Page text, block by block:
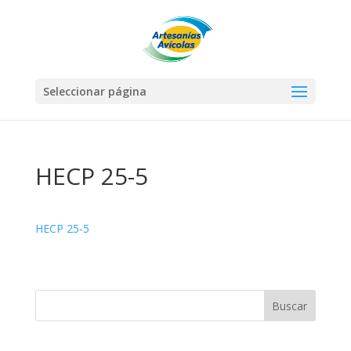
Seleccionar página
HECP 25-5
HECP 25-5